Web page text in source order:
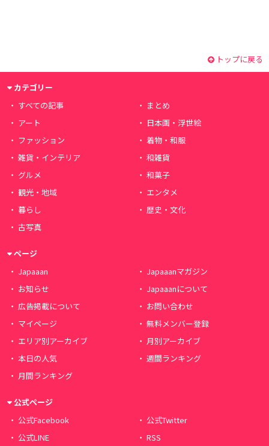
トップに戻る
カテゴリー
すべての記事
まとめ
アート
日本画・浮世絵
ファッション
着物・和服
雑貨・インテリア
和雑貨
グルメ
和菓子
観光・地域
エンタメ
暮らし
歴史・文化
古写真
ページ
Japaaan
Japaaanマガジン
お知らせ
Japaaanについて
広告掲載について
お問い合わせ
マイページ
無料メンバー登録
エリア別アーカイブ
月別アーカイブ
本日の人気
週間ランキング
月間ランキング
公式ページ
公式Facebook
公式Twitter
公式LINE
RSS